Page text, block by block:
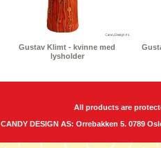
Gustav Klimt - kvinne med
lysholder
All products are
CANDY DESIGN AS: Orrebakken 5. 0789